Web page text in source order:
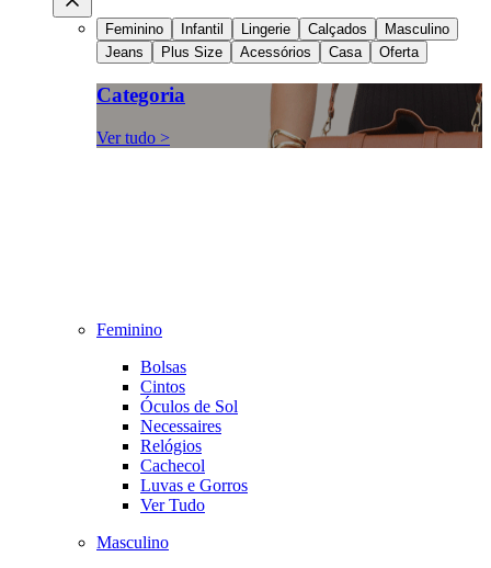
Feminino Infantil Lingerie Calçados
Masculino
Jeans
Plus Size Acessórios Casa Oferta
Categoria
Ver tudo >
Feminino
Bolsas
Cintos
Óculos de Sol
Necessaires
Relógios
Cachecol
Luvas e Gorros
Ver Tudo
Masculino